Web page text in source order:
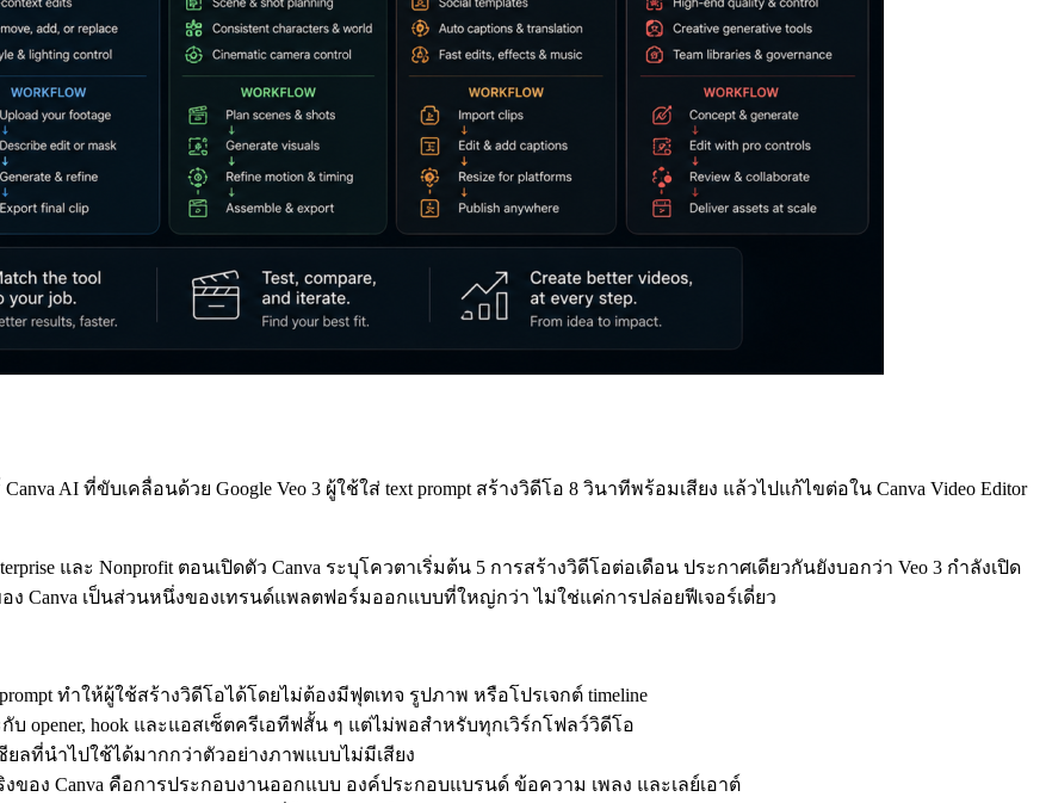
Canva AI ที่ขับเคลื่อนด้วย Google Veo 3 ผู้ใช้ใส่ text prompt สร้างวิดีโอ 8 วินาทีพร้อมเสียง แล้วไปแก้ไขต่อใน Canva Video Editor
และ Nonprofit ตอนเปิดตัว Canva ระบุโควตาเริ่มต้น 5 การสร้างวิดีโอต่อเดือน ประกาศเดียวกันยังบอกว่า Veo 3 กำลังเปิด
ง Canva เป็นส่วนหนึ่งของเทรนด์แพลตฟอร์มออกแบบที่ใหญ่กว่า ไม่ใช่แค่การปล่อยฟีเจอร์เดี่ยว
prompt ทำให้ผู้ใช้สร้างวิดีโอได้โดยไม่ต้องมีฟุตเทจ รูปภาพ หรือโปรเจกต์ timeline
บ opener, hook และแอสเซ็ตครีเอทีฟสั้น ๆ แต่ไม่พอสำหรับทุกเวิร์กโฟลว์วิดีโอ
ลที่นำไปใช้ได้มากกว่าตัวอย่างภาพแบบไม่มีเสียง
งของ Canva คือการประกอบงานออกแบบ องค์ประกอบแบรนด์ ข้อความ เพลง และเลย์เอาต์